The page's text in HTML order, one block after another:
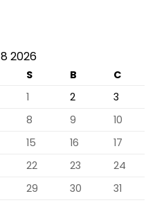
2026
S B
C
1
2
3
8 9
10
15 16
17
22 23
24
29 30 31